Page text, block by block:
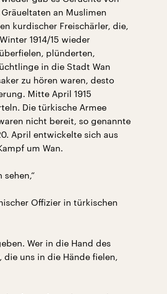
an Muslimen
kurdischer Freischärler, die,
1914/15 wieder
plünderten,
in die Stadt Wan
zu hören waren, desto
Mitte April 1915
Die türkische Armee
nicht bereit, so genannte
April entwickelte sich aus
um Wan.
Offizier in türkischen
Wer in die Hand des
die uns in die Hände fielen,